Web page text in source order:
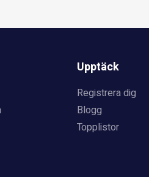
Upptäck
Registrera dig
Blogg
Topplistor